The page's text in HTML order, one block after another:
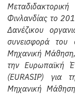
Φινλανδίας το
Δανέζικου
συνεισφορά του
Μηχανική
την Ευρωπαϊκή
(EURASIP) για
Μηχανική